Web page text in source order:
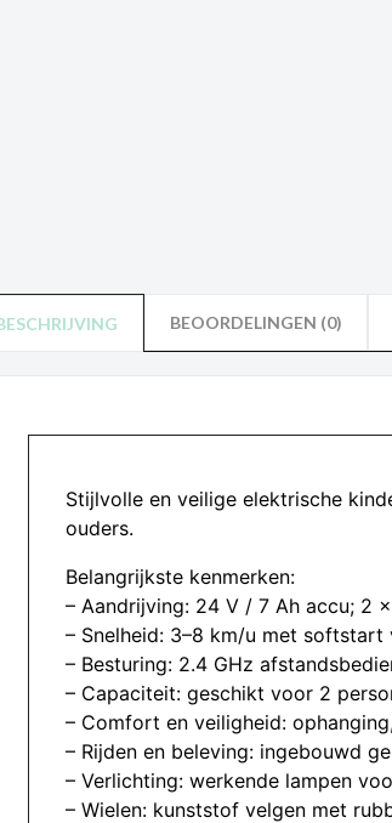
BEOORDELINGEN (0)
Stijlvolle en veilige elektrische
ouders.
Belangrijkste kenmerken:
– Aandrijving: 24 V / 7 Ah accu; 2
– Snelheid: 3–8 km/u met
– Besturing: 2.4 GHz
– Capaciteit: geschikt voor 2
– Comfort en veiligheid:
– Rijden en beleving: ingebouwd
– Verlichting: werkende lampen
– Wielen: kunststof velgen met